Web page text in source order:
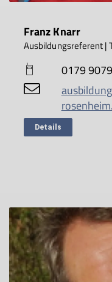
Franz Knarr
Ausbildungsreferent |
0179
Details